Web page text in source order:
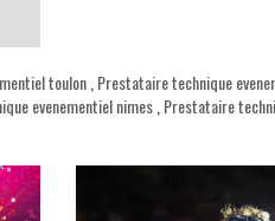
toulon, Prestataire technique
evenementiel nimes Prestataire